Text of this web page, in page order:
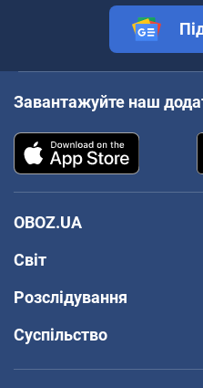
Завантажуйте наш
OBOZ.UA
Світ
Розслідування
Суспільство